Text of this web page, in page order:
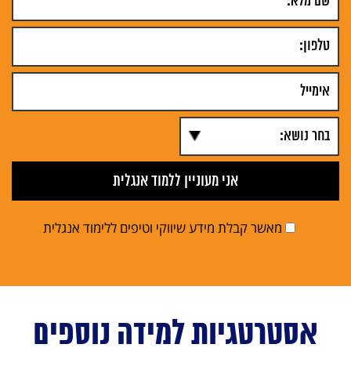
מאשר קבלת מידע שיווקי וטיפים ללימוד אנגלית
אסטרטגיות למידה נוספים